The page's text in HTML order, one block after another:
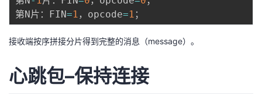
第N片：FIN=1 ，opcode=1
接收端按序拼接分片得到完整的消息（message）。
心跳包–保持连接